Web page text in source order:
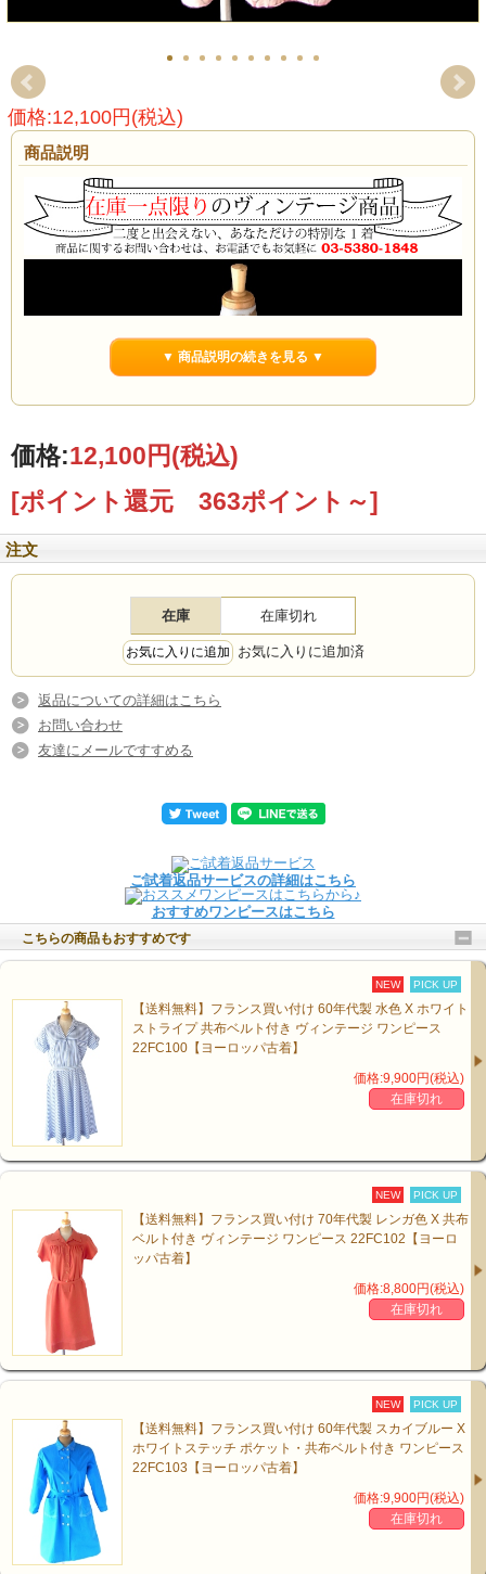
価格:12,100円(税込)
商品説明
▼ 商品説明の続きを見る ▼
価格:12,100円(税込)
[ポイント還元 363ポイント～]
注文
在庫 在庫切れ
お気に入りに追加済
返品についての詳細はこちら
お問い合わせ
友達にメールですすめる
ご試着返品サービスの詳細はこちら
おすすめワンピースはこちら
こちらの商品もおすすめです
NEW PICK UP
【送料無料】フランス買い付け 60年代製 水色 X ホワイト
ストライプ 共布ベルト付き ヴィンテージ ワンピース
22FC100【ヨーロッパ古着】
価格:9,900円(税込)
在庫切れ
NEW PICK UP
【送料無料】フランス買い付け 70年代製 レンガ色 X 共布
ベルト付き ヴィンテージ ワンピース 22FC102【ヨーロ
ッパ古着】
価格:8,800円(税込)
在庫切れ
NEW PICK UP
【送料無料】フランス買い付け 60年代製 スカイブルー X
ホワイトステッチ ポケット・共布ベルト付き ワンピース
22FC103【ヨーロッパ古着】
価格:9,900円(税込)
在庫切れ